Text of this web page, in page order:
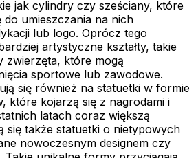
jak cylindry czy sześciany, które
do umieszczania na nich
lub logo. Oprócz tego
artystyczne kształty, takie
zwierzęta, które mogą
sportowe lub zawodowe.
się również na statuetki w formie
które kojarzą się z nagrodami i
latach coraz większą
się także statuetki o nietypowych
nowoczesnym designem czy